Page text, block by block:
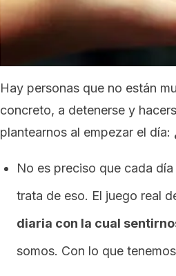
Hay personas que no están
concreto, a detenerse y
plantearnos al empezar el día:
No es preciso que cada
trata de eso. El juego real
diaria con la cual
somos. Con lo que